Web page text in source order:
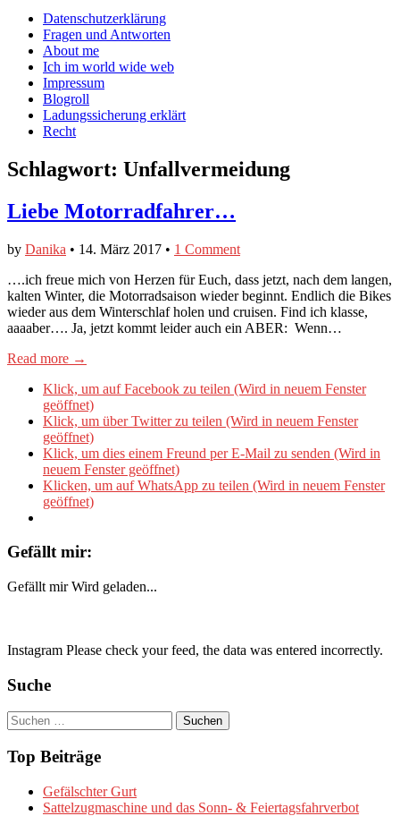
Facebook
anzeigen
Twitter
anzeigen
auf
Instagram
anzeigen
Main
menu
Skip
content
Datenschutzerklärung
Fragen und Antworten
About me
Ich im world wide web
Impressum
Blogroll
Ladungssicherung erklärt
Recht
Schlagwort: Unfallvermeidung
Liebe Motorradfahrer…
by Danika • 14. März 2017 • 1 Comment
….ich freue mich von Herzen für Euch, dass jetzt, nach dem langen,
kalten Winter, die Motorradsaison wieder beginnt. Endlich die Bikes
wieder aus dem Winterschlaf holen und cruisen. Find ich klasse,
aaaaber…. Ja, jetzt kommt leider auch ein ABER: Wenn…
Read more →
Klick, um auf Facebook zu teilen (Wird in neuem Fenster
geöffnet)
Klick, um über Twitter zu teilen (Wird in neuem Fenster
geöffnet)
Klick, um dies einem Freund per E-Mail zu senden (Wird in
neuem Fenster geöffnet)
Klicken, um auf WhatsApp zu teilen (Wird in neuem Fenster
geöffnet)
Gefällt mir:
Gefällt mir Wird geladen...
Instagram Please check your feed, the data was entered incorrectly.
Suche
Suchen
nach:
Top Beiträge
Gefälschter Gurt
Sattelzugmaschine und das Sonn- & Feiertagsfahrverbot